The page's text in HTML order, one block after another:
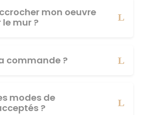
mon oeuvre
mur ?
commande ?
modes de
?